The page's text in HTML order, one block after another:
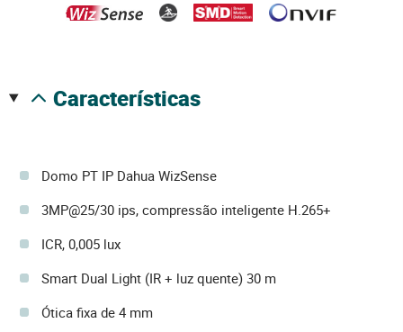
características
Domo PT IP Dahua WizSense
3MP@25/30 ips, compressão inteligente H.265+
ICR, 0,005 lux
Smart Dual Light (IR + luz quente) 30 m
Ótica fixa de 4 mm